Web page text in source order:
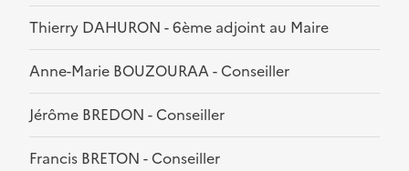
Thierry DAHURON - 6ème adjoint au Maire
Anne-Marie BOUZOURAA - Conseiller
Jérôme BREDON - Conseiller
Francis BRETON - Conseiller